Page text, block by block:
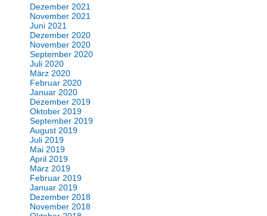
Dezember 2021
November 2021
Juni 2021
Dezember 2020
November 2020
September 2020
Juli 2020
März 2020
Februar 2020
Januar 2020
Dezember 2019
Oktober 2019
September 2019
August 2019
Juli 2019
Mai 2019
April 2019
März 2019
Februar 2019
Januar 2019
Dezember 2018
November 2018